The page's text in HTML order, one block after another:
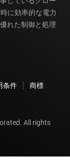
に効率的な電力
れた制御と処理
条件
商標
All rights